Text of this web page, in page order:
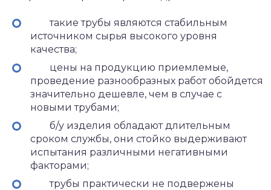
такие трубы являются стабильным
источником сырья высокого уровня
качества;
цены на продукцию приемлемые,
проведение разнообразных работ обойдется
значительно дешевле, чем в случае с
новыми трубами;
б/у изделия обладают длительным
сроком службы, они стойко выдерживают
испытания различными негативными
факторами;
трубы практически не подвержены